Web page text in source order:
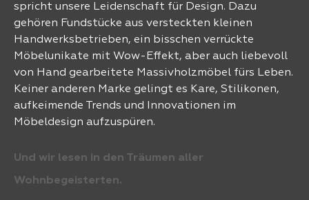
spricht unsere Leidenschaft für Design. Dazu
gehören Fundstücke aus versteckten kleinen
Handwerksbetrieben, ein bisschen verrückte
Möbelunikate mit Wow-Effekt, aber auch liebevoll
von Hand gearbeitete Massivholzmöbel fürs Leben.
Keiner anderen Marke gelingt es Kare, Stilikonen,
aufkeimende Trends und Innovationen im
Möbeldesign aufzuspüren.
Und wir lesen in den Träumen aller
Wohnbegeisterten.